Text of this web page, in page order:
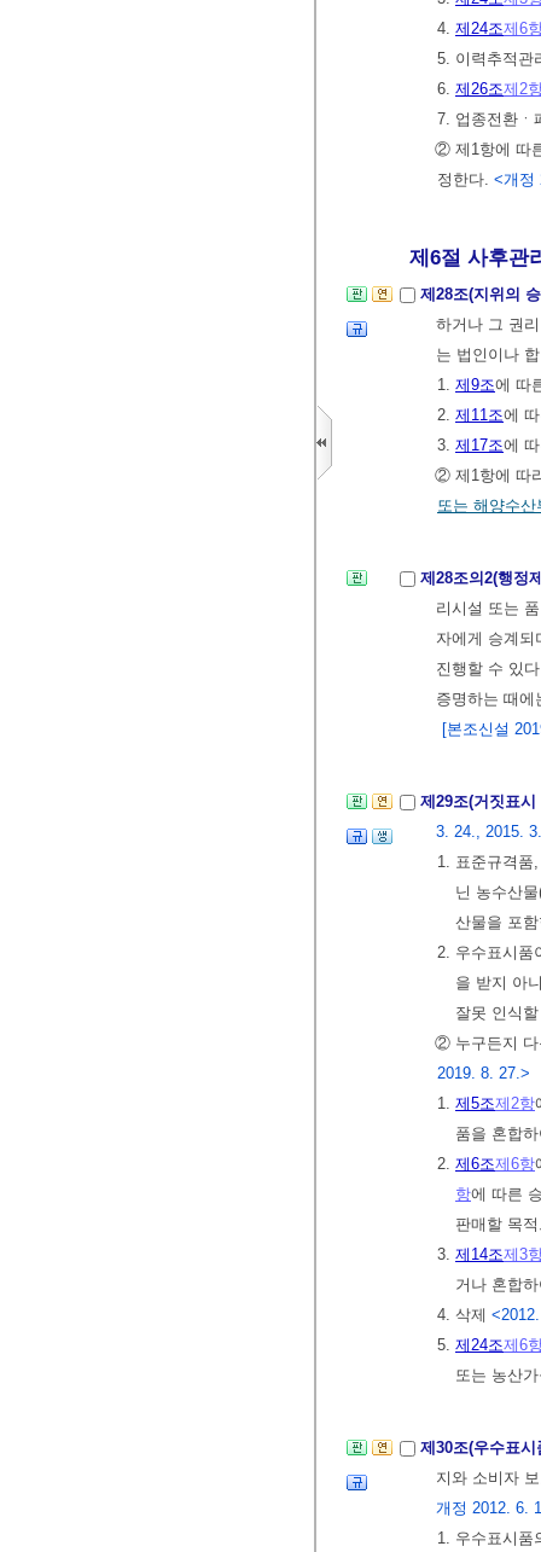
4. 제24조제6
5. 이력추적관
6. 제26조제2
7. 업종전환ㆍ
② 제1항에 따
정한다. <개정
제6절 사후관
제28조(지위의
하거나 그 권
는 법인이나
1. 제9조에 따
2. 제11조에
3. 제17조에
② 제1항에 따
또는 해양수산
제28조의2(행정
리시설 또는
자에게 승계
진행할 수 있
증명하는 때에
[본조신설
제29조(거짓표
3. 24., 2015.
1. 표준규격품
닌 농수산
산물을 포
2. 우수표시품
을 받지 아
잘못 인식
② 누구든지 다
2019. 8. 27.>
1. 제5조제2항
품을 혼합
2. 제6조제6항
항에 따른
판매할 목
3. 제14조제3
거나 혼합
4. 삭제
5. 제24조제6
또는 농산
제30조(우수표
지와 소비자
개정 2012. 6.
1. 우수표시품